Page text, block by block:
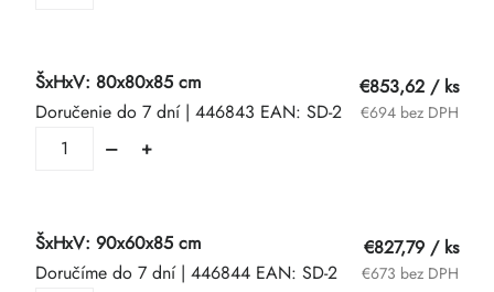
ŠxHxV: 80x80x85 cm
Doručenie do 7 dní | 446843 EAN: SD-2
€853,62 / ks
€694 bez DPH
ŠxHxV: 90x60x85 cm
Doručíme do 7 dní | 446844 EAN: SD-2
€827,79 / ks
€673 bez DPH